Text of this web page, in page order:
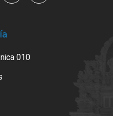
010